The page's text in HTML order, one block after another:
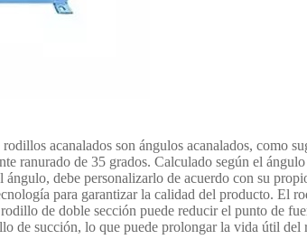
acanalados son ángulos acanalados, como
ranurado de 35 grados. Calculado según el
debe personalizarlo de acuerdo con su
para garantizar la calidad del producto. El
de doble sección puede reducir el punto de
de succión, lo que puede prolongar la vida útil